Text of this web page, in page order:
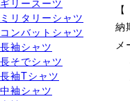
ミリタリーシャツ
コンバットシャツ
長袖シャツ
長そでシャツ
長袖Tシャツ
中袖シャツ
【
納